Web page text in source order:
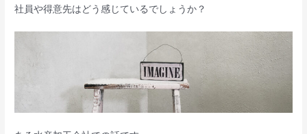
社員や得意先はどう感じているでしょうか？